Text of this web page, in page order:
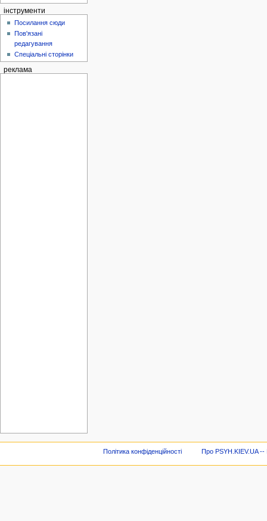
інструменти
Посилання сюди
Пов'язані
редагування
Спеціальні сторінки
реклама
Політика конфіденційності Про PSYH.KIEV.UA --